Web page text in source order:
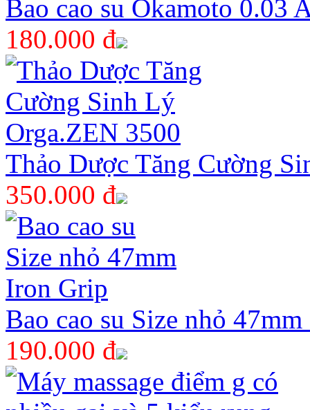
Bao cao su Okamoto 0.03
180.000 đ
Thảo Dược Tăng Cường
350.000 đ
Bao cao su Size nhỏ
190.000 đ